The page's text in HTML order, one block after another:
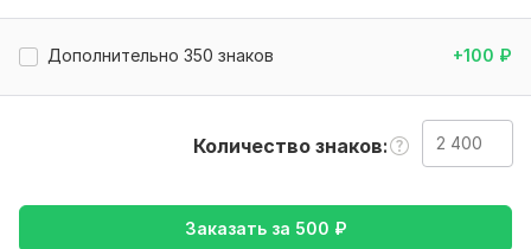
презентации,
Внимательно выбирайте количество кворков!
Дополнительно 350 знаков +100 ₽
Количество знаков
Заказать за 500 ₽